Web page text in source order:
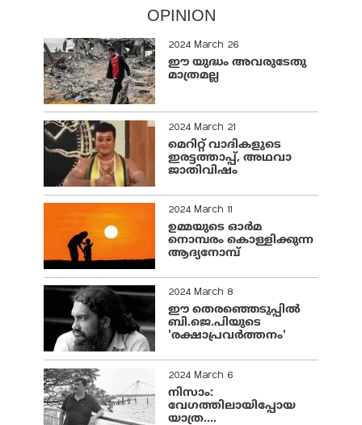
OPINION
2024 March 26
ഈ യുദ്ധം അവരുടേതു
മാത്രമല്ല
2024 March 21
മെറിറ്റ് വാദികളുടെ
ഇരട്ടത്താപ്പ്, അഥവാ
ജാതിവിഷം
2024 March 11
ഉമ്മയുടെ ഓർമ
നൊമ്പരം കൊള്ളിക്കുന്ന
ആദ്യനോമ്പ്
2024 March 8
ഈ തെരഞ്ഞെടുപ്പില്‍
ബി.ജെ.പിയുടെ
'രക്ഷാപ്രവര്‍ത്തനം'
2024 March 6
നിസാം:
വേഗത്തിലായിപ്പോയ
യാത്ര....